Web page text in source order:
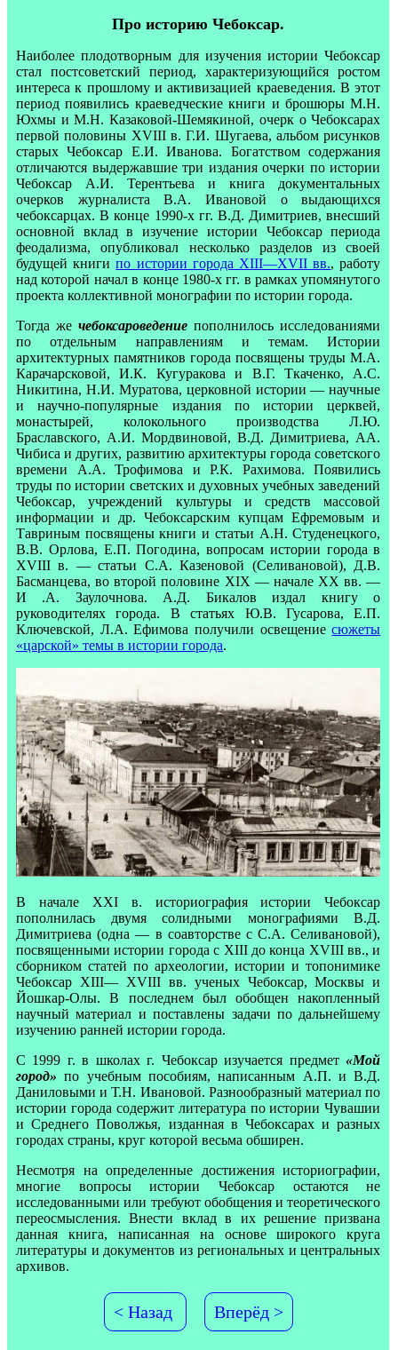
Про историю Чебоксар.
Наиболее плодотворным для изучения истории Чебоксар
стал постсоветский период, характеризующийся ростом
интереса к прошлому и активизацией краеведения. В этот
период появились краеведческие книги и брошюры М.Н.
Юхмы и М.Н. Казаковой-Шемякиной, очерк о Чебоксарах
первой половины XVIII в. Г.И. Шугаева, альбом рисунков
старых Чебоксар Е.И. Иванова. Богатством содержания
отличаются выдержавшие три издания очерки по истории
Чебоксар А.И. Терентьева и книга документальных
очерков журналиста В.А. Ивановой о выдающихся
чебоксарцах. В конце 1990-х гг. В.Д. Димитриев, внесший
основной вклад в изучение истории Чебоксар периода
феодализма, опубликовал несколько разделов из своей
будущей книгипо истории города XIII—XVII вв., работу
над которой начал в конце 1980-х гг. в рамках упомянутого
проекта коллективной монографии по истории города.
Тогда жечебоксароведение пополнилось исследованиями
по отдельным направлениям и темам. Истории
архитектурных памятников города посвящены труды М.А.
Карачарсковой, И.К. Кугуракова и В.Г. Ткаченко, А.С.
Никитина, Н.И. Муратова, церковной истории — научные
и научно-популярные издания по истории церквей,
монастырей, колокольного производства Л.Ю.
Браславского, А.И. Мордвиновой, В.Д. Димитриева, АА.
Чибиса и других, развитию архитектуры города советского
времени А.А. Трофимова и Р.К. Рахимова. Появились
труды по истории светских и духовных учебных заведений
Чебоксар, учреждений культуры и средств массовой
информации и др. Чебоксарским купцам Ефремовым и
Тавриным посвящены книги и статьи А.Н. Студенецкого,
В.В. Орлова, Е.П. Погодина, вопросам истории города в
XVIII в. — статьи С.А. Казеновой (Селивановой), Д.В.
Басманцева, во второй половине XIX — начале XX вв. —
И .А. Заулочнова. А.Д. Бикалов издал книгу о
руководителях города. В статьях Ю.В. Гусарова, Е.П.
Ключевской, Л.А. Ефимова получили освещениесюжеты
«царской» темы в истории города.
В начале XXI в. историография истории Чебоксар
пополнилась двумя солидными монографиями В.Д.
Димитриева (одна — в соавторстве с С.А. Селивановой),
посвященными истории города с XIII до конца XVIII вв., и
сборником статей по археологии, истории и топонимике
Чебоксар XIII— XVIII вв. ученых Чебоксар, Москвы и
Йошкар-Олы. В последнем был обобщен накопленный
научный материал и поставлены задачи по дальнейшему
изучению ранней истории города.
С 1999 г. в школах г. Чебоксар изучается предмет«Мой
город» по учебным пособиям, написанным А.П. и В.Д.
Даниловыми и Т.Н. Ивановой. Разнообразный материал по
истории города содержит литература по истории Чувашии
и Среднего Поволжья, изданная в Чебоксарах и разных
городах страны, круг которой весьма обширен.
Несмотря на определенные достижения историографии,
многие вопросы истории Чебоксар остаются не
исследованными или требуют обобщения и теоретического
переосмысления. Внести вклад в их решение призвана
данная книга, написанная на основе широкого круга
литературы и документов из региональных и центральных
архивов.
< Назад Вперёд >